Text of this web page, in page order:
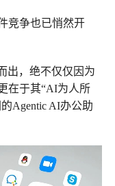
竞争也已悄然开
出，绝不仅仅因为
在于其“AI为人所
Agentic AI办公助